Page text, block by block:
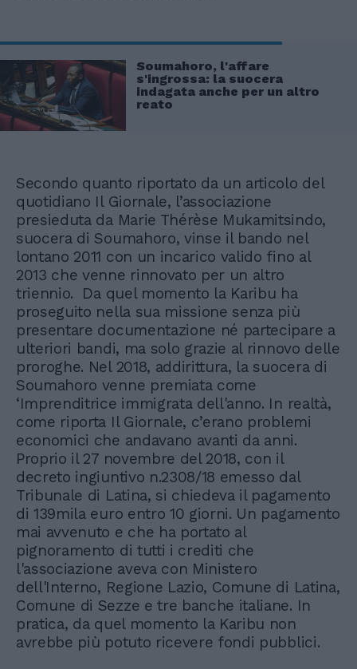
Soumahoro, l'affare
s'ingrossa: la suocera
indagata anche per un altro
reato
Secondo quanto riportato da un articolo del
quotidiano Il Giornale, l’associazione
presieduta da Marie Thérèse Mukamitsindo,
suocera di Soumahoro, vinse il bando nel
lontano 2011 con un incarico valido fino al
2013 che venne rinnovato per un altro
triennio. Da quel momento la Karibu ha
proseguito nella sua missione senza più
presentare documentazione né partecipare a
ulteriori bandi, ma solo grazie al rinnovo delle
proroghe. Nel 2018, addirittura, la suocera di
Soumahoro venne premiata come
‘Imprenditrice immigrata dell'anno. In realtà,
come riporta Il Giornale, c’erano problemi
economici che andavano avanti da anni.
Proprio il 27 novembre del 2018, con il
decreto ingiuntivo n.2308/18 emesso dal
Tribunale di Latina, si chiedeva il pagamento
di 139mila euro entro 10 giorni. Un pagamento
mai avvenuto e che ha portato al
pignoramento di tutti i crediti che
l'associazione aveva con Ministero
dell'Interno, Regione Lazio, Comune di Latina,
Comune di Sezze e tre banche italiane. In
pratica, da quel momento la Karibu non
avrebbe più potuto ricevere fondi pubblici.